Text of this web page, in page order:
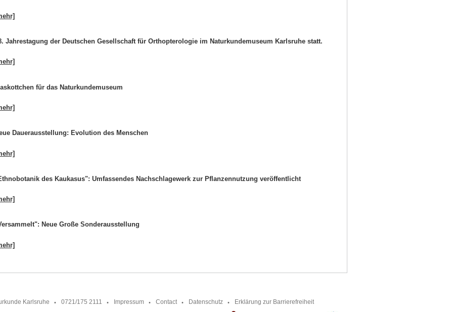
Jahrestagung der Deutschen Gesellschaft für Orthopterologie im Naturkundemuseum Karlsruhe statt.
für das Naturkundemuseum
Dauerausstellung: Evolution des Menschen
des Kaukasus": Umfassendes Nachschlagewerk zur Pflanzennutzung veröffentlicht
Neue Große Sonderausstellung
Karlsruhe 0721/175 2111 Impressum Contact Datenschutz Erklärung zur Barrierefreiheit